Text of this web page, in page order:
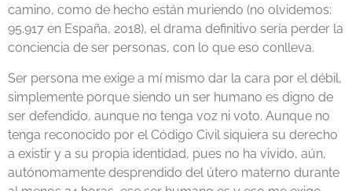
camino, como de hecho están muriendo (no olvidemos:
95.917 en España, 2018), el drama definitivo sería perder la
conciencia de ser personas, con lo que eso conlleva.
Ser persona me exige a mí mismo dar la cara por el débil,
simplemente porque siendo un ser humano es digno de
ser defendido, aunque no tenga voz ni voto. Aunque no
tenga reconocido por el Código Civil siquiera su derecho
a existir y a su propia identidad, pues no ha vivido, aún,
autónomamente desprendido del útero materno durante